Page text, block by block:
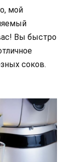
мой
Вы быстро
соков.